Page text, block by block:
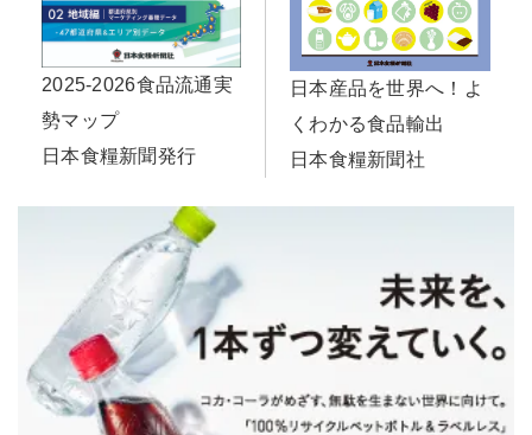
2025-2026食品流通実
勢マップ
日本食糧新聞発行
日本産品を世界へ！よ
くわかる食品輸出
日本食糧新聞社